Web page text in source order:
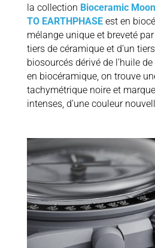
la collection Bioceramic
TO EARTHPHASEest en
mélange unique et breveté
tiers de céramique et d’un
biosourcés dérivé de l’huile
en biocéramique, on trouve
tachymétrique noire et
intenses, d’une couleur